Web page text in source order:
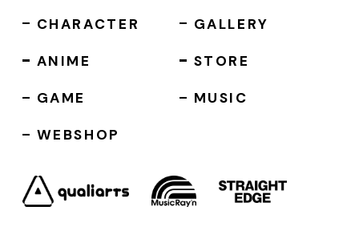
CHARACTER
ANIME
GAME
WEBSHOP
GALLERY
STORE
MUSIC